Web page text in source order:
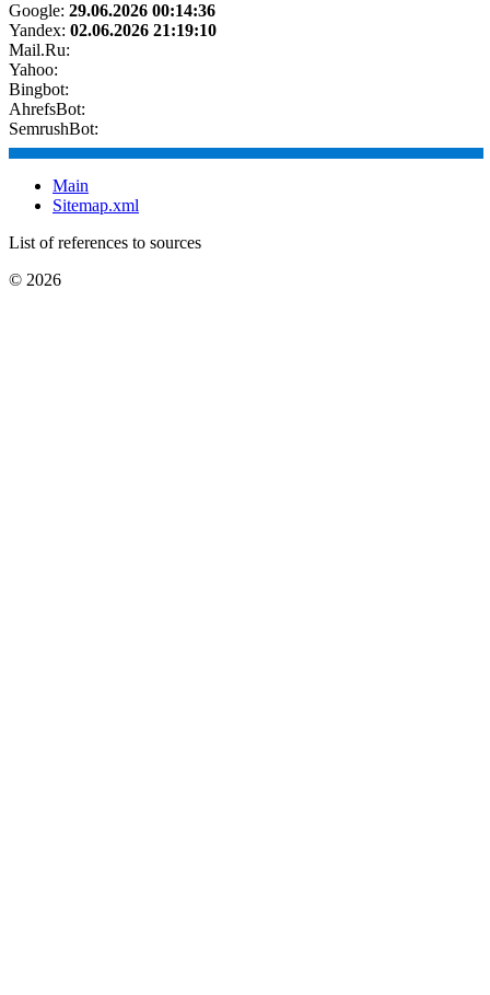
Google: 29.06.2026 00:14:36
Yandex: 02.06.2026 21:19:10
Mail.Ru:
Yahoo:
Bingbot:
AhrefsBot:
SemrushBot:
Main
Sitemap.xml
List of references to sources
© 2026